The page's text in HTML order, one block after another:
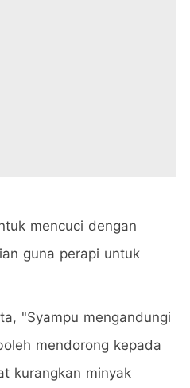
mencuci dengan
guna perapi untuk
"Syampu mengandungi
mendorong kepada
kurangkan minyak